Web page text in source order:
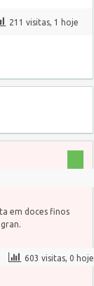
211 visitas, 1 hoje
em doces finos
603 visitas, 0 hoje